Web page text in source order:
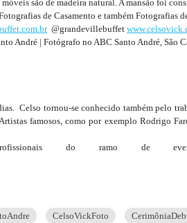
são de madeira natural. A mansão foi
de Casamento e também Fotografias
@grandevillebuffet
André | Fotógrafo no ABC Santo André, São
Celso tornou-se conhecido também pelo
famosos, como por exemplo Rodrigo
do ramo de
CelsoVickFoto